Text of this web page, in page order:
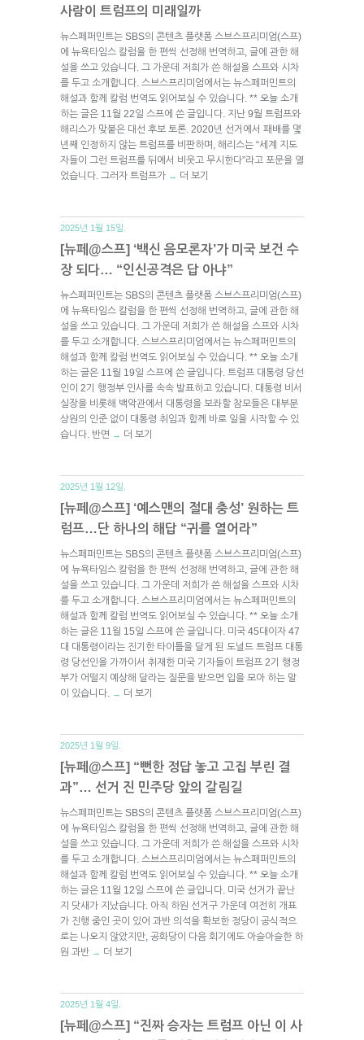
사람이 트럼프의 미래일까
뉴스페퍼민트는 SBS의 콘텐츠 플랫폼 스브스프리미엄(스프)
에 뉴욕타임스 칼럼을 한 편씩 선정해 번역하고, 글에 관한 해
설을 쓰고 있습니다. 그 가운데 저희가 쓴 해설을 스프와 시차
를 두고 소개합니다. 스브스프리미엄에서는 뉴스페퍼민트의
해설과 함께 칼럼 번역도 읽어보실 수 있습니다. ** 오늘 소개
하는 글은 11월 22일 스프에 쓴 글입니다. 지난 9월 트럼프와
해리스가 맞붙은 대선 후보 토론. 2020년 선거에서 패배를 몇
년째 인정하지 않는 트럼프를 비판하며, 해리스는 “세계 지도
자들이 그런 트럼프를 뒤에서 비웃고 무시한다”라고 포문을 열
었습니다. 그러자 트럼프가 → 더 보기
2025년 1월 15일.
[뉴페@스프] ‘백신 음모론자’가 미국 보건 수
장 되다… “인신공격은 답 아냐”
뉴스페퍼민트는 SBS의 콘텐츠 플랫폼 스브스프리미엄(스프)
에 뉴욕타임스 칼럼을 한 편씩 선정해 번역하고, 글에 관한 해
설을 쓰고 있습니다. 그 가운데 저희가 쓴 해설을 스프와 시차
를 두고 소개합니다. 스브스프리미엄에서는 뉴스페퍼민트의
해설과 함께 칼럼 번역도 읽어보실 수 있습니다. ** 오늘 소개
하는 글은 11월 19일 스프에 쓴 글입니다. 트럼프 대통령 당선
인이 2기 행정부 인사를 속속 발표하고 있습니다. 대통령 비서
실장을 비롯해 백악관에서 대통령을 보좌할 참모들은 대부분
상원의 인준 없이 대통령 취임과 함께 바로 일을 시작할 수 있
습니다. 반면 → 더 보기
2025년 1월 12일.
[뉴페@스프] ‘예스맨의 절대 충성’ 원하는 트
럼프…단 하나의 해답 “귀를 열어라”
뉴스페퍼민트는 SBS의 콘텐츠 플랫폼 스브스프리미엄(스프)
에 뉴욕타임스 칼럼을 한 편씩 선정해 번역하고, 글에 관한 해
설을 쓰고 있습니다. 그 가운데 저희가 쓴 해설을 스프와 시차
를 두고 소개합니다. 스브스프리미엄에서는 뉴스페퍼민트의
해설과 함께 칼럼 번역도 읽어보실 수 있습니다. ** 오늘 소개
하는 글은 11월 15일 스프에 쓴 글입니다. 미국 45대이자 47
대 대통령이라는 진기한 타이틀을 달게 된 도널드 트럼프 대통
령 당선인을 가까이서 취재한 미국 기자들이 트럼프 2기 행정
부가 어떨지 예상해 달라는 질문을 받으면 입을 모아 하는 말
이 있습니다.
→ 더 보기
2025년 1월 9일.
[뉴페@스프] “뻔한 정답 놓고 고집 부린 결
과”… 선거 진 민주당 앞의 갈림길
뉴스페퍼민트는 SBS의 콘텐츠 플랫폼 스브스프리미엄(스프)
에 뉴욕타임스 칼럼을 한 편씩 선정해 번역하고, 글에 관한 해
설을 쓰고 있습니다. 그 가운데 저희가 쓴 해설을 스프와 시차
를 두고 소개합니다. 스브스프리미엄에서는 뉴스페퍼민트의
해설과 함께 칼럼 번역도 읽어보실 수 있습니다. ** 오늘 소개
하는 글은 11월 12일 스프에 쓴 글입니다. 미국 선거가 끝난
지 닷새가 지났습니다. 아직 하원 선거구 가운데 여전히 개표
가 진행 중인 곳이 있어 과반 의석을 확보한 정당이 공식적으
로는 나오지 않았지만, 공화당이 다음 회기에도 아슬아슬한 하
원 과반 → 더 보기
2025년 1월 4일.
[뉴페@스프] “진짜 승자는 트럼프 아닌 이 사